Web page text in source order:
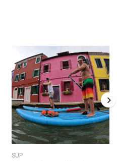
SUP